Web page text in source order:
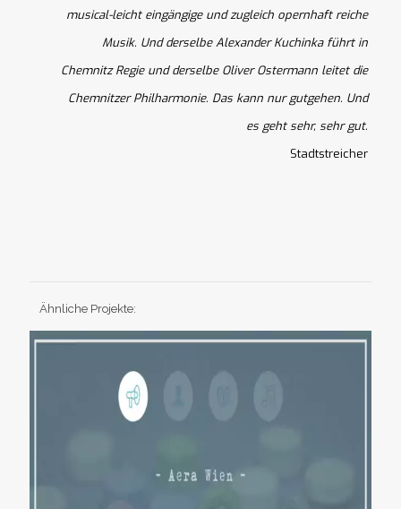
musical-leicht eingängige und zugleich opernhaft reiche
Musik. Und derselbe Alexander Kuchinka führt in
Chemnitz Regie und derselbe Oliver Ostermann leitet die
Chemnitzer Philharmonie. Das kann nur gutgehen. Und
es geht sehr, sehr gut.
Stadtstreicher
Ähnliche Projekte: